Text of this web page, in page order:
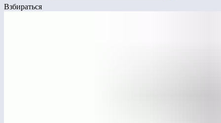
Взбираться